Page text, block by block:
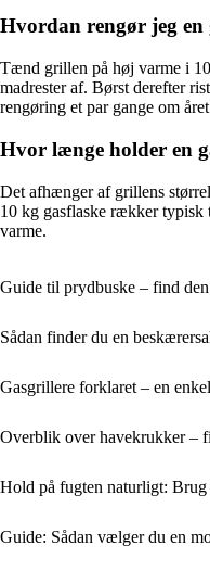
Hvordan rengør jeg en
Tænd grillen på høj varme i
madrester af. Børst derefter
rengøring et par gange om
Hvor længe holder en
Det afhænger af grillens
10 kg gasflaske rækker
varme.
Guide til prydbuske – find
Sådan finder du en
Gasgrillere forklaret – en
Overblik over havekrukker –
Hold på fugten naturligt: Brug
Guide: Sådan vælger du en